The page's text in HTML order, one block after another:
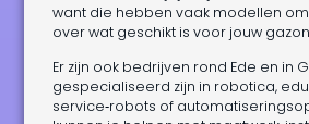
want die hebben vaak modellen
over wat geschikt is voor jouw gazon
Er zijn ook bedrijven rond Ede en in
gespecialiseerd zijn in robotica,
service‑robots of